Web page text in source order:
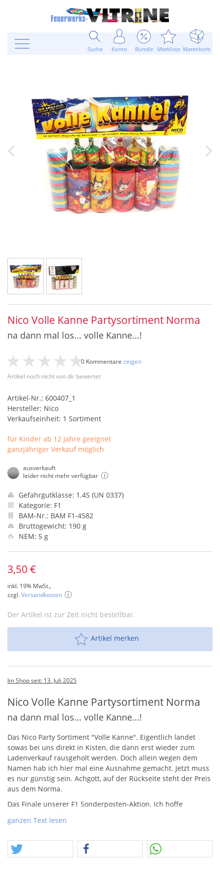
Suche Konto Bundle Merkliste Warenkorb
Nico Volle Kanne Partysortiment Norma
na dann mal los... volle Kanne...!
Artikel noch nicht von dir bewertet
0 Kommentare zeigen
Artikel-Nr.: 600407_1
Hersteller: Nico
Verkaufseinheit: 1 Sortiment
für Kinder ab 12 Jahre geeignet
ganzjähriger Verkauf möglich
ausverkauft
leider nicht mehr verfügbar
Gefahrgutklasse: 1.4S (UN 0337)
Kategorie: F1
BAM-Nr.: BAM F1-4582
Bruttogewicht: 190 g
NEM: 5 g
3,50 €
inkl. 19% MwSt.,
zzgl.Versandkosten
Der Artikel ist zur Zeit nicht bestellbar.
Artikel merken
Im Shop seit: 13. Juli 2025
Nico Volle Kanne Partysortiment Norma
na dann mal los... volle Kanne...!
Das Nico Party Sortiment "Volle Kanne". Eigentlich landet
sowas bei uns direkt in Kisten, die dann erst wieder zum
Ladenverkauf rausgeholt werden. Doch allein wegen dem
Namen hab ich hier mal eine Ausnahme gemacht. Jetzt muss
es nur günstig sein. Achgott, auf der Rückseite steht der Preis
aus dem Norma.
Das Finale unserer F1 Sonderposten-Aktion. Ich hoffe
2 Monate habe ich täglich im Lager verbracht, jeden Artikel,
Möglichkeiten entwickelt. Das es nun zeitlich nur noch für
einen Part im Rahmen der Sommeraktion reicht, ist Teil des
ganzen Text lesen